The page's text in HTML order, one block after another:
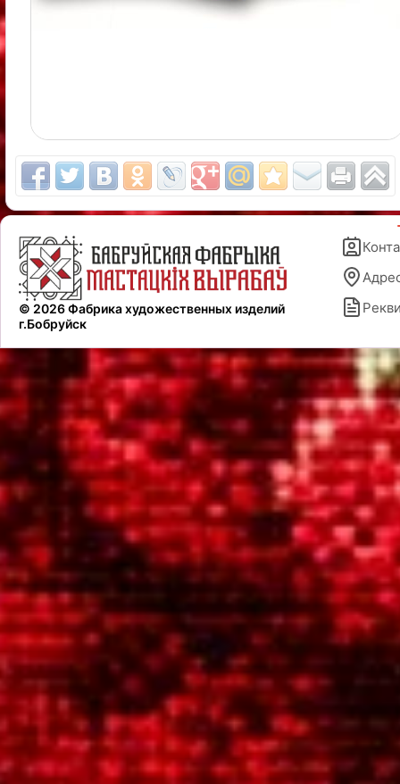
© 2026 Фабрика художественных изделий
г.Бобруйск